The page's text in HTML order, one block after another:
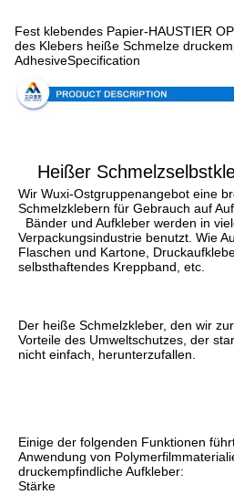
Fest klebendes Papier-HAUSTIER
des Klebers heiße Schmelze
AdhesiveSpecification
Heißer
Wir Wuxi-Ostgruppenangebot eine
Schmelzklebern für Gebrauch auf
Bänder und Aufkleber werden in
Verpackungsindustrie benutzt. Wie
Flaschen und Kartone,
selbsthaftendes Kreppband, etc.
Der heiße Schmelzkleber, den wir
Vorteile des Umweltschutzes, der
nicht einfach, herunterzufallen.
Einige der folgenden Funktionen
Anwendung von
druckempfindliche Aufkleber:
Stärke